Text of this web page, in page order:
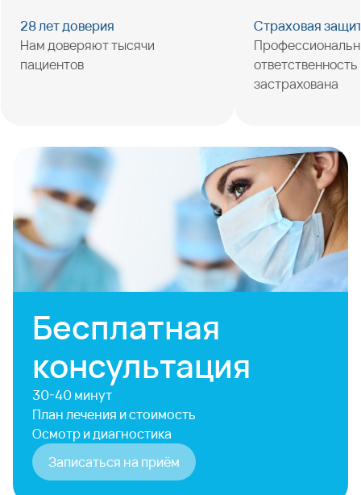
28 лет доверия
Нам доверяют тысячи
пациентов
Страховая
застрахована
Бесплатная
консультация
30-40 минут
План лечения и стоимость
Осмотр и диагностика
Записаться на приём